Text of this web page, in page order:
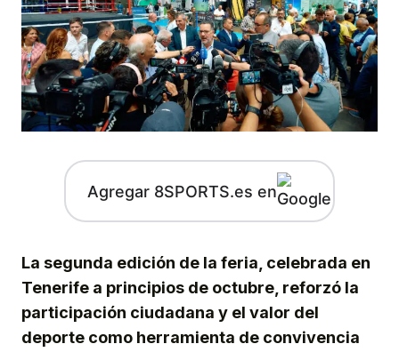
Agregar 8SPORTS.es en
La segunda edición de la feria, celebrada en
Tenerife a principios de octubre, reforzó la
participación ciudadana y el valor del
deporte como herramienta de convivencia